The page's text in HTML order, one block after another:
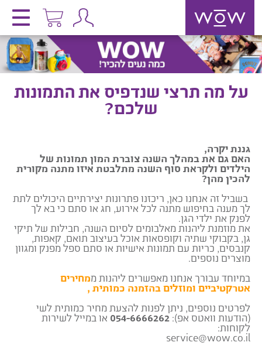
על מה תרצי שנדפיס את התמונות
שלכם?
גננת יקרה,
האם גם את במהלך השנה צוברת המון תמונות של
הילדים ולקראת סוף השנה מתלבטת איזו מתנה מקורית
להכין מהן?
בשביל זה אנחנו כאן, ריכזנו פתרונות יצירתיים היכולים לתת
לך מענה בחיפוש מתנה לכל אירוע, חג או סתם כי בא לך
לפנק את ילדי הגן.
את מוזמנת ליהנות מאלבומים לסיום השנה, חבילות של תיקי
גן, בקבוקי שתיה וקופסאות אוכל בעיצוב תואם, קאפות,
קנבסים, כריות עם תמונות אישיות או סתם ספל מפנק ומגוון
מוצרים נוספים.
במיוחד עבורך אנחנו מאפשרים ליהנות ממחירים
אטרקטיביים ומוזלים בהזמנה כמותית ,
לפרטים נוספים, ניתן לפנות להצעת מחיר כמותית לשי
(הודעות וואטס אפ): 054-6666262 או במייל לשירות
לקוחות:
service@wow.co.il